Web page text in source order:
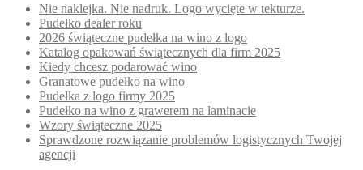
Nie naklejka. Nie nadruk. Logo wycięte w tekturze.
Pudełko dealer roku
2026 świąteczne pudełka na wino z logo
Katalog opakowań świątecznych dla firm 2025
Kiedy chcesz podarować wino
Granatowe pudełko na wino
Pudełka z logo firmy 2025
Pudełko na wino z grawerem na laminacie
Wzory świąteczne 2025
Sprawdzone rozwiązanie problemów logistycznych Twojej
agencji